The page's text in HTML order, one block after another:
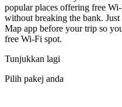
popular places offering free
without breaking the bank.
Map app before your trip so
free Wi-Fi spot.
Tunjukkan lagi
Pilih pakej anda